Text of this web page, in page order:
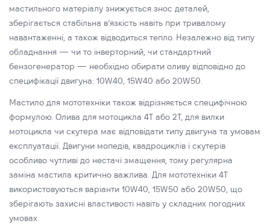
мастильного матеріалу знижується знос деталей,
зберігається стабільна в’язкість навіть при тривалому
навантаженні, а також відводиться тепло. Незалежно від типу
обладнання — чи то інверторний, чи стандартний
бензогенератор — необхідно обирати оливу відповідно до
специфікації двигуна: 10W40, 15W40 або 20W50.
Мастило для мототехніки також відрізняється специфічною
формулою. Олива для мотоцикла 4Т або 2Т, для вилки
мотоцикла чи скутера має відповідати типу двигуна та умовам
експлуатації. Двигуни мопедів, квадроциклів і скутерів
особливо чутливі до нестачі змащення, тому регулярна
заміна мастила критично важлива. Для мототехніки 4Т
використовуються варіанти 10W40, 15W50 або 20W50, що
зберігають захисні властивості навіть у складних погодних
умовах.